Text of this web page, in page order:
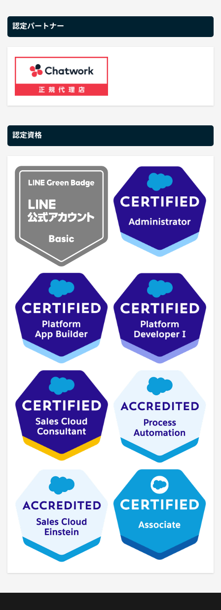
認定パートナー
認定資格